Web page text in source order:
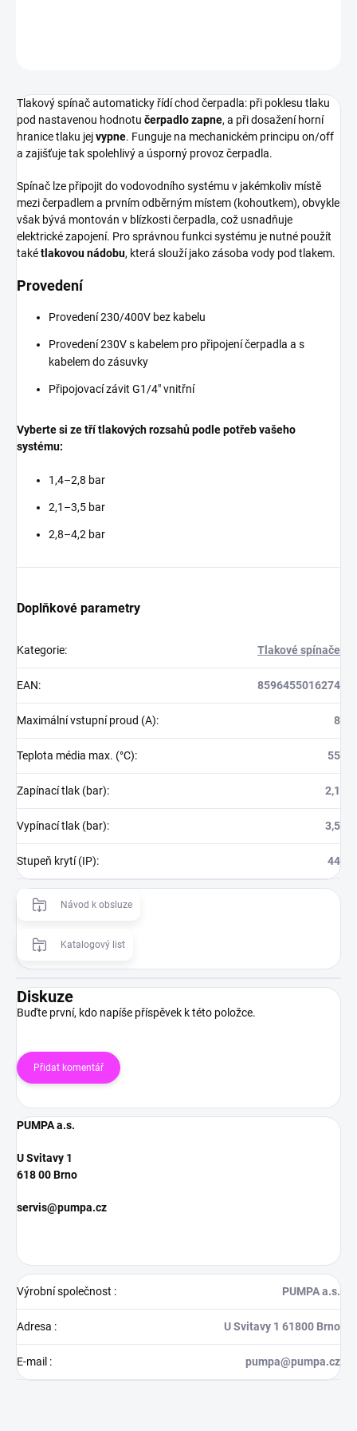
Tlakový spínač automaticky řídí chod čerpadla: při poklesu tlaku
pod nastavenou hodnotu čerpadlo zapne, a při dosažení horní
hranice tlaku jejvypne. Funguje na mechanickém principu on/off
a zajišťuje tak spolehlivý a úsporný provoz čerpadla.
Spínač lze připojit do vodovodního systému v jakémkoliv místě
mezi čerpadlem a prvním odběrným místem (kohoutkem), obvykle
však bývá montován v blízkosti čerpadla, což usnadňuje
elektrické zapojení. Pro správnou funkci systému je nutné použít
takétlakovou nádobu, která slouží jako zásoba vody pod tlakem.
Provedení
Provedení 230/400V bez kabelu
Provedení 230V s kabelem pro připojení čerpadla a s
kabelem do zásuvky
Připojovací závit G1/4" vnitřní
Vyberte si ze tří tlakových rozsahů podle potřeb vašeho
systému:
1,4–2,8 bar
2,1–3,5 bar
2,8–4,2 bar
Doplňkové parametry
Kategorie: Tlakové spínače
EAN: 8596455016274
Maximální vstupní proud (A): 8
Teplota média max. (°C): 55
Zapínací tlak (bar): 2,1
Vypínací tlak (bar): 3,5
Stupeň krytí (IP): 44
Návod k obsluze
Katalogový list
Diskuze
Buďte první, kdo napíše příspěvek k této položce.
Přidat komentář
PUMPA a.s.
U Svitavy 1
618 00 Brno
servis@pumpa.cz
Výrobní společnost : PUMPA a.s.
Adresa : U Svitavy 1 61800 Brno
E-mail : pumpa@pumpa.cz